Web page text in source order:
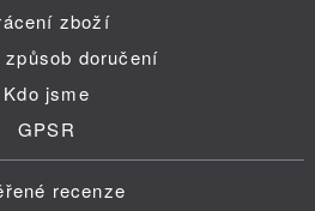
zboží
způsob doručení
Kdo jsme
GPSR
recenze